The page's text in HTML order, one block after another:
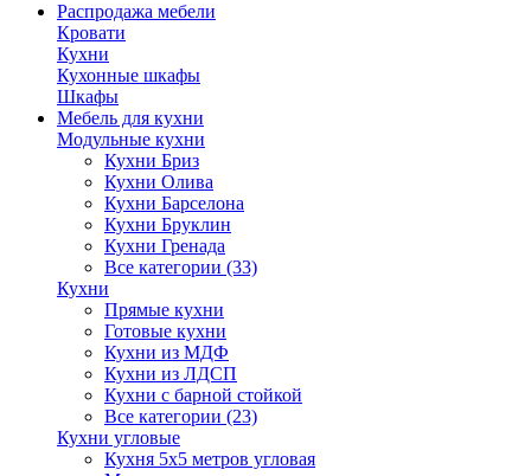
Распродажа мебели
Кровати
Кухни
Кухонные шкафы
Шкафы
Мебель для кухни
Модульные кухни
Кухни Бриз
Кухни Олива
Кухни Барселона
Кухни Бруклин
Кухни Гренада
Все категории (33)
Кухни
Прямые кухни
Готовые кухни
Кухни из МДФ
Кухни из ЛДСП
Кухни с барной стойкой
Все категории (23)
Кухни угловые
Кухня 5х5 метров угловая